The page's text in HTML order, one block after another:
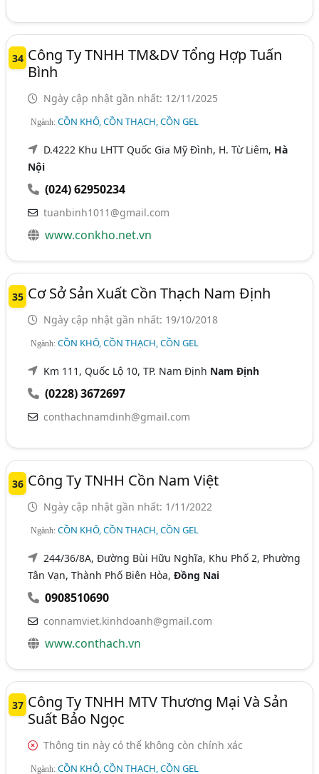
34 Công Ty TNHH TM&DV Tổng Hợp Tuấn
Bình
Ngày cập nhật gần nhất: 12/11/2025
Ngành:CỒN KHÔ, CỒN THẠCH, CỒN GEL
D.4222 Khu LHTT Quốc Gia Mỹ Đình, H. Từ Liêm, Hà
Nội
(024) 62950234
tuanbinh1011@gmail.com
www.conkho.net.vn
35 Cơ Sở Sản Xuất Cồn Thạch Nam Định
Ngày cập nhật gần nhất: 19/10/2018
Ngành:CỒN KHÔ, CỒN THẠCH, CỒN GEL
Km 111, Quốc Lộ 10, TP. Nam Định Nam Định
(0228) 3672697
conthachnamdinh@gmail.com
36 Công Ty TNHH Cồn Nam Việt
Ngày cập nhật gần nhất: 1/11/2022
Ngành:CỒN KHÔ, CỒN THẠCH, CỒN GEL
244/36/8A, Đường Bùi Hữu Nghĩa, Khu Phố 2, Phường
Tân Vạn, Thành Phố Biên Hòa,Đồng Nai
0908510690
connamviet.kinhdoanh@gmail.com
www.conthach.vn
37 Công Ty TNHH MTV Thương Mại Và Sản
Suất Bảo Ngọc
Thông tin này có thể không còn chính xác
Ngành:CỒN KHÔ, CỒN THẠCH, CỒN GEL